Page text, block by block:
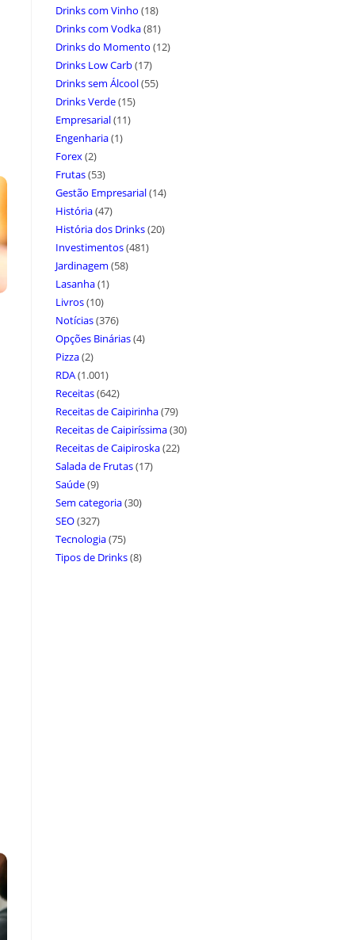
Drinks com Vinho (18)
Drinks com Vodka(81)
Drinks do Momento (12)
Drinks Low Carb(17)
Drinks sem Álcool(55)
Drinks Verde(15)
Empresarial(11)
Engenharia(1)
Forex(2)
Frutas(53)
Gestão Empresarial(14)
História(47)
História dos Drinks(20)
Investimentos(481)
Jardinagem (58)
Lasanha(1)
Livros(10)
Notícias(376)
Opções Binárias(4)
Pizza(2)
RDA(1.001)
Receitas(642)
Receitas de Caipirinha(79)
Receitas de Caipiríssima(30)
Receitas de Caipiroska(22)
Salada de Frutas(17)
Saúde(9)
Sem categoria(30)
SEO(327)
Tecnologia(75)
Tipos de Drinks(8)